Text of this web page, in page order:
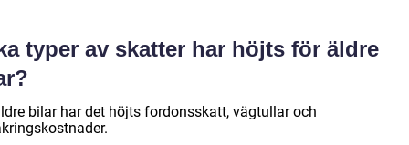
typer av skatter har höjts för äldre
bilar har det höjts fordonsskatt, vägtullar och